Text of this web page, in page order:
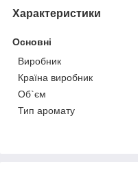
Характеристики
Основні
Виробник
Країна виробник
Об`єм
Тип аромату